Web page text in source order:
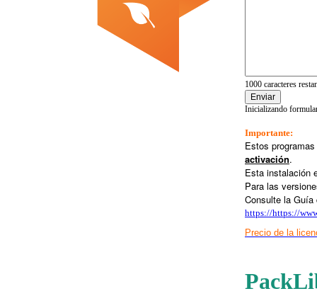
1000 caracteres
Enviar
Inicializando
Importante:
Estos
activación.
Esta instalación
Para las
Consulte la
https://https://
Precio de la